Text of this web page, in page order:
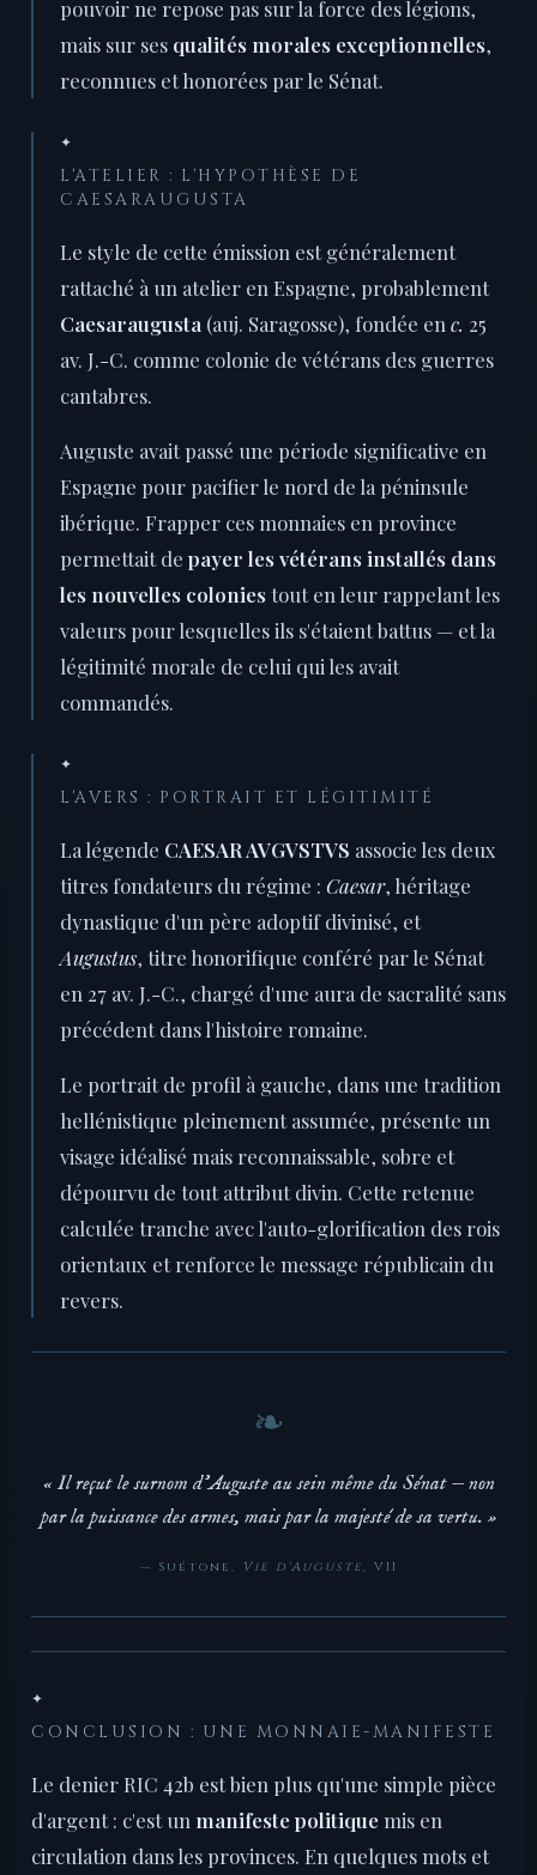
pouvoir ne repose pas sur la force des légions,
mais sur ses qualités morales exceptionnelles,
reconnues et honorées par le Sénat.
✦
L'ATELIER : L'HYPOTHÈSE DE
CAESARAUGUSTA
Le style de cette émission est généralement
rattaché à un atelier en Espagne, probablement
Caesaraugusta (auj. Saragosse), fondée en c. 25
av. J.-C. comme colonie de vétérans des guerres
cantabres.
Auguste avait passé une période significative en
Espagne pour pacifier le nord de la péninsule
ibérique. Frapper ces monnaies en province
permettait de payer les vétérans installés dans
les nouvelles coloniestout en leur rappelant les
valeurs pour lesquelles ils s'étaient battus — et la
légitimité morale de celui qui les avait
commandés.
✦
L'AVERS : PORTRAIT ET LÉGITIMITÉ
La légende CAESAR AVGVSTVS associe les deux
titres fondateurs du régime : Caesar, héritage
dynastique d'un père adoptif divinisé, et
Augustus, titre honorifique conféré par le Sénat
en 27 av. J.-C., chargé d'une aura de sacralité sans
précédent dans l'histoire romaine.
Le portrait de profil à gauche, dans une tradition
hellénistique pleinement assumée, présente un
visage idéalisé mais reconnaissable, sobre et
dépourvu de tout attribut divin. Cette retenue
calculée tranche avec l'auto-glorification des rois
orientaux et renforce le message républicain du
revers.
« Il reçut le surnom d'Auguste au sein même du Sénat — non
par la puissance des armes, mais par la majesté de sa vertu. »
— Suétone, Vie d'Auguste, VII
✦
CONCLUSION : UNE MONNAIE-MANIFESTE
Le denier RIC 42b est bien plus qu'une simple pièce
d'argent : c'est un manifeste politiquemis en
circulation dans les provinces. En quelques mots et